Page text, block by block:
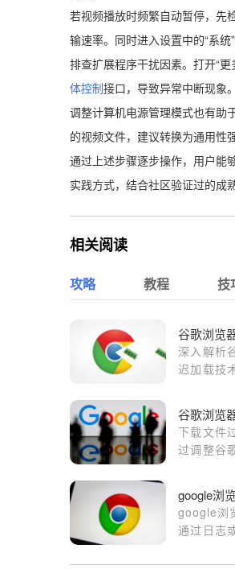
若视频播放时频繁自动暂停，先
输速率。同时进入设置中的“系统
排查扩展程序干扰因素。打开“
体控制接口，导致异常中断现象
调整计算机电源管理模式也有助
的视频文件，建议转换为通用性
通过上述步骤逐步操作，用户能
实践方式，结合社区验证过的成
相关阅读
攻略 教程 技
深入解析
迟加载技
下载文件
过调整谷
google浏
通过日志
录。